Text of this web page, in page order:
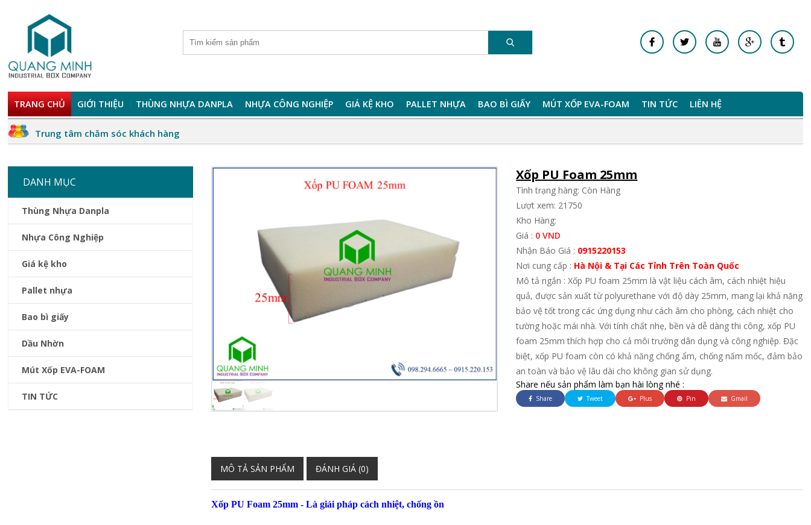
TRANG CHỦ GIỚI THIỆU THÙNG NHỰA DANPLA NHỰA CÔNG NGHIỆP GIÁ KỆ KHO PALLET NHỰA BAO BÌ GIẤY MÚT XỐP EVA-FOAM TIN TỨC LIÊN HỆ
Trung tâm chăm sóc khách hàng
DANH MỤC
Thùng Nhựa Danpla
Nhựa Công Nghiệp
Giá kệ kho
Pallet nhựa
Bao bì giấy
Dầu Nhờn
Mút Xốp EVA-FOAM
TIN TỨC
Xốp PU Foam 25mm
Tình trạng hàng: Còn Hàng
Lượt xem: 21750
Kho Hàng:
Giá : 0 VND
Nhận Báo Giá : 0915220153
Nơi cung cấp : Hà Nội & Tại Các Tỉnh Trên Toàn Quốc
Mô tả ngắn : Xốp PU foam 25mm là vật liệu cách âm, cách nhiệt hiệu
quả, được sản xuất từ polyurethane với độ dày 25mm, mang lại khả năng
bảo vệ tốt trong các ứng dụng như cách âm cho phòng, cách nhiệt cho
tường hoặc mái nhà. Với tính chất nhẹ, bền và dễ dàng thi công, xốp PU
foam 25mm thích hợp cho cả môi trường dân dụng và công nghiệp. Đặc
biệt, xốp PU foam còn có khả năng chống ẩm, chống nấm mốc, đảm bảo
an toàn và bảo vệ lâu dài cho không gian sử dụng.
Share nếu sản phẩm làm bạn hài lòng nhé :
Share Tweet Plus Pin Gmail
MÔ TẢ SẢN PHẨM ĐÁNH GIÁ (0)
Xốp PU Foam 25mm - Là giải pháp cách nhiệt, chống ồn